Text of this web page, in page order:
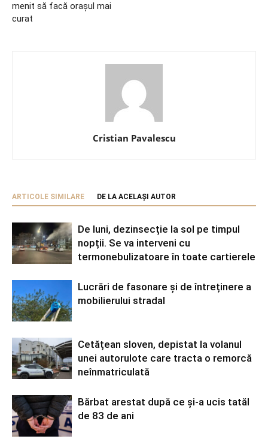
menit să facă orașul mai
curat
Cristian Pavalescu
ARTICOLE SIMILARE DE LA ACELAȘI AUTOR
De luni, dezinsecție la sol pe timpul
nopții. Se va interveni cu
termonebulizatoare în toate cartierele
Lucrări de fasonare și de întreținere a
mobilierului stradal
Cetățean sloven, depistat la volanul
unei autorulote care tracta o remorcă
neînmatriculată
Bărbat arestat după ce și-a ucis tatăl
de 83 de ani